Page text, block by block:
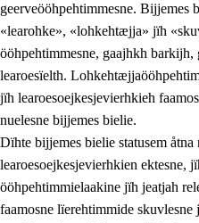
geerveööhpehtimmesne. Bijjemes
«learohke», «lohkehtæjja» jïh
ööhpehtimmesne, gaajhkh
learoesïelth.
jïh learoesoejkesjevierhkieh
nuelesne bijjemes bielie.
Dïhte bijjemes bielie statusem åtna
learoesoejkesjevierhkien ektesne,
ööhpehtimmielaakine jïh jeatjah
faamosne lïerehtimmide